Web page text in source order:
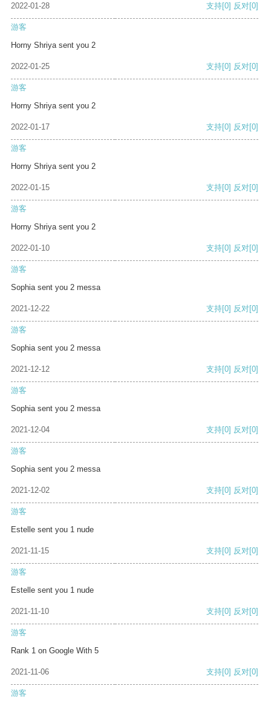
2022-01-28 支持[0] 反对[0]
游客
Horny Shriya sent you 2
2022-01-25 支持[0] 反对[0]
游客
Horny Shriya sent you 2
2022-01-17 支持[0] 反对[0]
游客
Horny Shriya sent you 2
2022-01-15 支持[0] 反对[0]
游客
Horny Shriya sent you 2
2022-01-10 支持[0] 反对[0]
游客
Sophia sent you 2 messa
2021-12-22 支持[0] 反对[0]
游客
Sophia sent you 2 messa
2021-12-12 支持[0] 反对[0]
游客
Sophia sent you 2 messa
2021-12-04 支持[0] 反对[0]
游客
Sophia sent you 2 messa
2021-12-02 支持[0] 反对[0]
游客
Estelle sent you 1 nude
2021-11-15 支持[0] 反对[0]
游客
Estelle sent you 1 nude
2021-11-10 支持[0] 反对[0]
游客
Rank 1 on Google With 5
2021-11-06 支持[0] 反对[0]
游客